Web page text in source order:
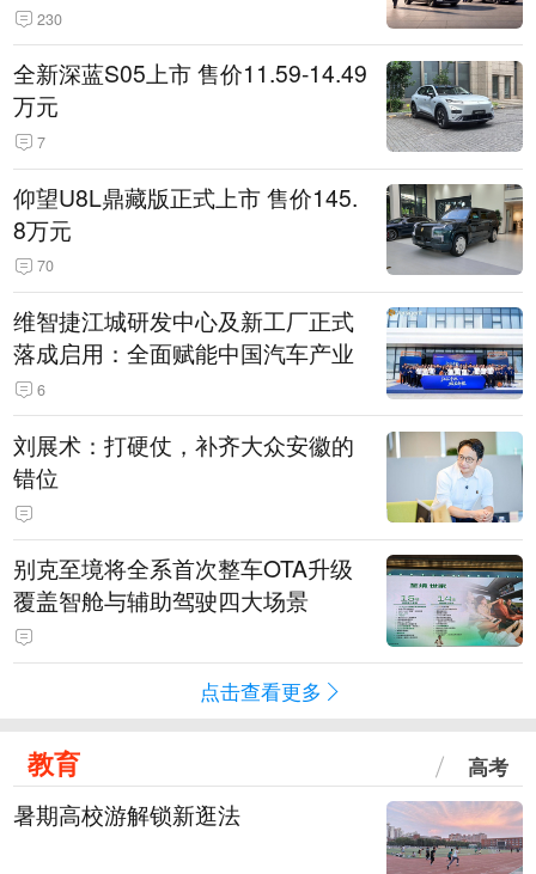
230
全新深蓝S05上市 售价11.59-14.49
万元
7
仰望U8L鼎藏版正式上市 售价145.
8万元
70
维智捷江城研发中心及新工厂正式
落成启用：全面赋能中国汽车产业
6
刘展术：打硬仗，补齐大众安徽的
错位
别克至境将全系首次整车OTA升级
覆盖智舱与辅助驾驶四大场景
点击查看更多
教育 高考
暑期高校游解锁新逛法